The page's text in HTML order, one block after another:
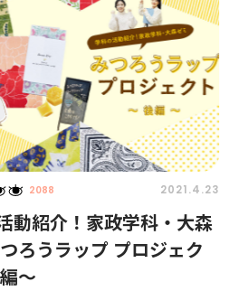
2088 2021.4.23
動紹介！家政学科・大森
ろうラップ プロジェク
〜